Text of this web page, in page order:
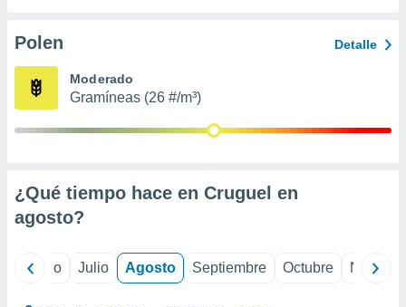
e
mediante
de
1199
Polen Detalle
Moderado
Gramíneas (26 #/m³)
¿Qué tiempo hace en Cruguel en
agosto?
Junio Julio Agosto Septiembre Octubre